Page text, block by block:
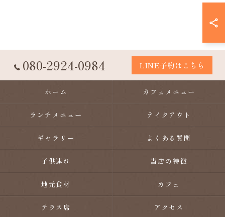
080-2924-0984 LINE予約はこちら
ホーム カフェメニュー
ランチメニュー テイクアウト
ギャラリー よくある質問
子供連れ 当店の特徴
地元食材 カフェ
テラス席 アクセス